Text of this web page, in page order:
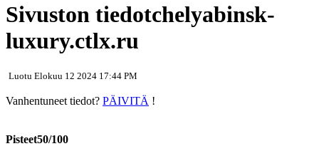
Sivuston tiedotchelyabinsk-
luxury.ctlx.ru
Luotu Elokuu 12 2024 17:44 PM
Vanhentuneet tiedot? PÄIVITÄ !
Pisteet50/100